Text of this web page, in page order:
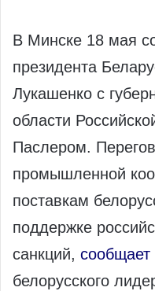
В Минске 18 мая
президента
Лукашенко с
области
Паслером.
промышленной
поставкам
поддержке
санкций, сообщает
белорусского